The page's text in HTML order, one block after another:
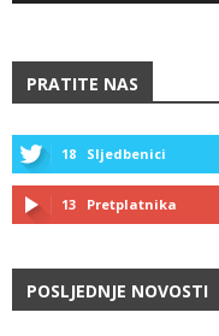
PRATITE NAS
18 Sljedbenici
13 Pretplatnika
POSLJEDNJE NOVOSTI